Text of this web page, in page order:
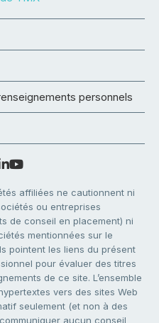
personnels
affiliées ne cautionnent ni
ou entreprises
de conseil en placement) ni
mentionnées sur le
pointent les liens du présent
pour évaluer des titres
de ce site. L’ensemble
vers des sites Web
seulement (et non à des
aucun conseil